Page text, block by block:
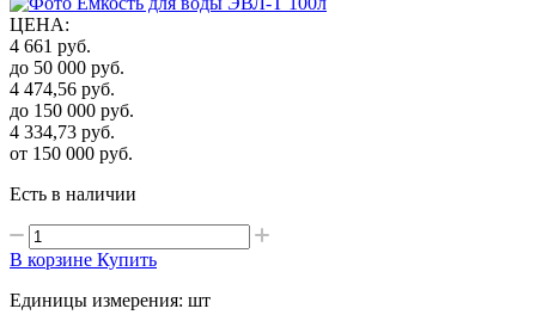
ЦЕНА:
4 661 руб.
до 50 000 руб.
4 474,56 руб.
до 150 000 руб.
4 334,73 руб.
от 150 000 руб.
Есть в наличии
В корзине Купить
Единицы измерения: шт